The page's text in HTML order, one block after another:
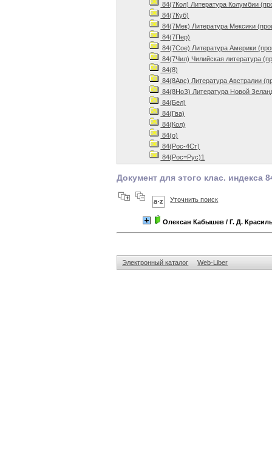
84(7Кол) Литература Колумбии
84(7Куб)
84(7Мек) Литература Мексики
84(7Пер)
84(7Сое) Литература Америки
84(7Чил) Чилийская литература
84(8)
84(8Авс) Литература Австралии
84(8НоЗ) Литература Новой
84(Бел)
84(Гва)
84(Кол)
84(о)
84(Рос-4Ст)
84(Рос=Рус)1
Документ для этого клас. индекса
Уточнить поиск
Олексан Кабышев / Г. Д.
Электронный каталог Web-Liber